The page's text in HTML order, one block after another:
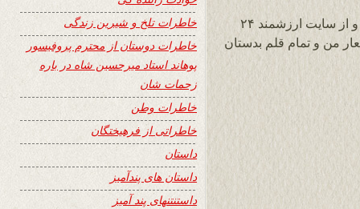
با نهایت احترام از جناب محترم هروی صاحب و از سایت ارزشمند ۲۴
من و تمام قلم بدستان
خاطرات تلخ و شیرین زندگی
خاطرات دوستان از محترم پروفیسور
پوهاند استاد میرحسین شاه در باره
زحمات شان
خاطرات وطن
خاطراتی از فرهیختگان
داستان
داستان های پندآمیز
داستنتنهای پند آمیز